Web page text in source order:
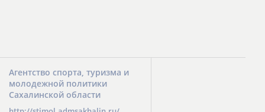
Агентство спорта, туризма и
молодежной политики
Сахалинской области